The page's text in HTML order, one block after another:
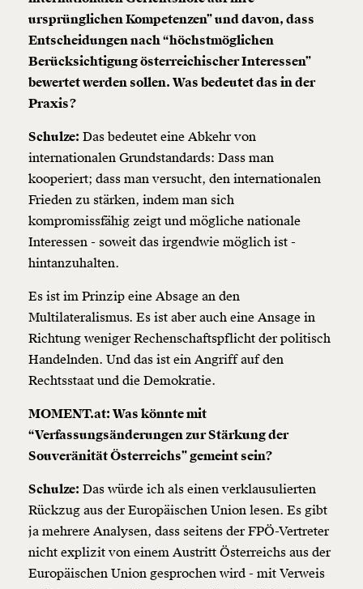
Weiter
1/3
ursprünglichen Kompetenzen” und davon, dass
Entscheidungen nach “höchstmöglichen
Berücksichtigung österreichischer Interessen”
bewertet werden sollen. Was bedeutet das in der
Praxis?
Schulze: Das bedeutet eine Abkehr von
internationalen Grundstandards: Dass man
kooperiert; dass man versucht, den internationalen
Frieden zu stärken, indem man sich
kompromissfähig zeigt und mögliche nationale
Interessen - soweit das irgendwie möglich ist -
hintanzuhalten.
Es ist im Prinzip eine Absage an den
Multilateralismus. Es ist aber auch eine Ansage in
Richtung weniger Rechenschaftspflicht der politisch
Handelnden. Und das ist ein Angriff auf den
Rechtsstaat und die Demokratie.
MOMENT.at: Was könnte mit
“Verfassungsänderungen zur Stärkung der
Souveränität Österreichs” gemeint sein?
Schulze: Das würde ich als einen verklausulierten
Rückzug aus der Europäischen Union lesen. Es gibt
ja mehrere Analysen, dass seitens der FPÖ-Vertreter
nicht explizit von einem Austritt Österreichs aus der
Europäischen Union gesprochen wird - mit Verweis